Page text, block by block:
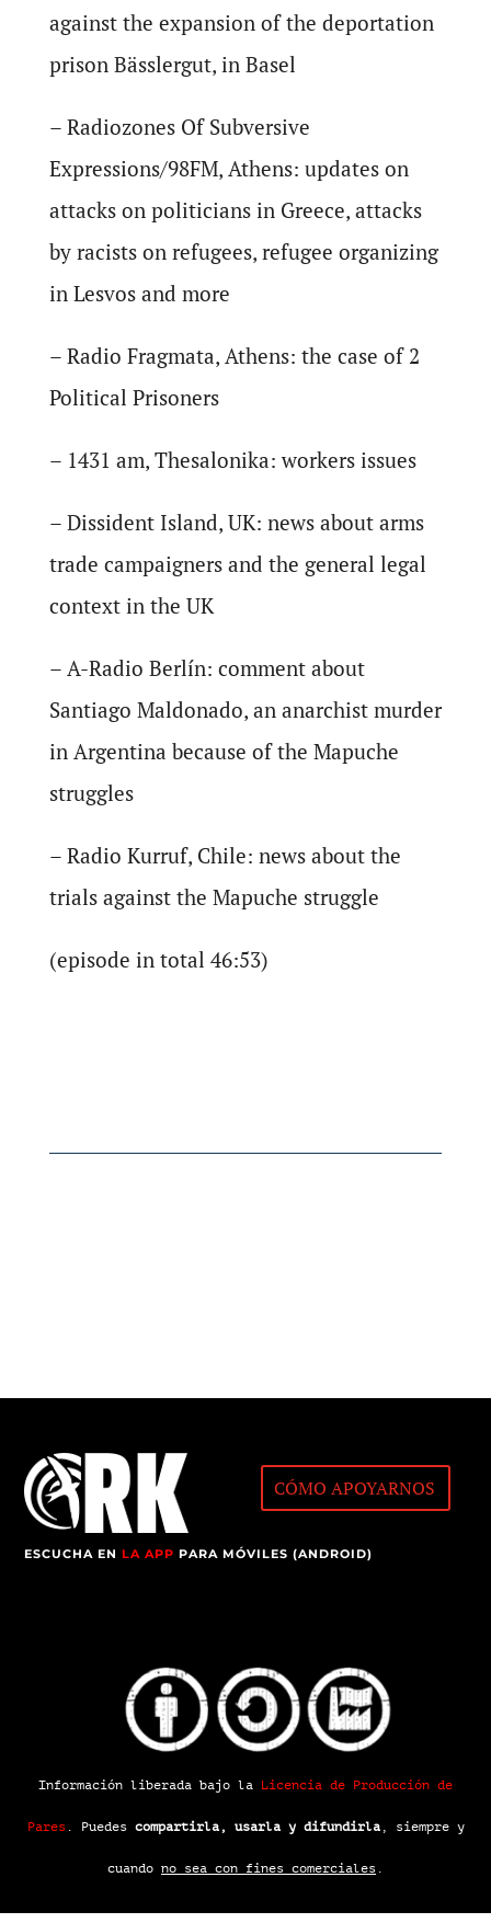
against the expansion of the deportation
prison Bässlergut, in Basel
– Radiozones Of Subversive
Expressions/98FM, Athens: updates on
attacks on politicians in Greece, attacks
by racists on refugees, refugee organizing
in Lesvos and more
– Radio Fragmata, Athens: the case of 2
Political Prisoners
– 1431 am, Thesalonika: workers issues
– Dissident Island, UK: news about arms
trade campaigners and the general legal
context in the UK
– A-Radio Berlín: comment about
Santiago Maldonado, an anarchist murder
in Argentina because of the Mapuche
struggles
– Radio Kurruf, Chile: news about the
trials against the Mapuche struggle
(episode in total 46:53)
CÓMO APOYARNOS
ESCUCHA ENLA APP PARA MÓVILES (ANDROID)
Información liberada bajo la Licencia de Producción de
Pares. Puedes compartirla, usarla y difundirla, siempre y
cuando no sea con fines comerciales